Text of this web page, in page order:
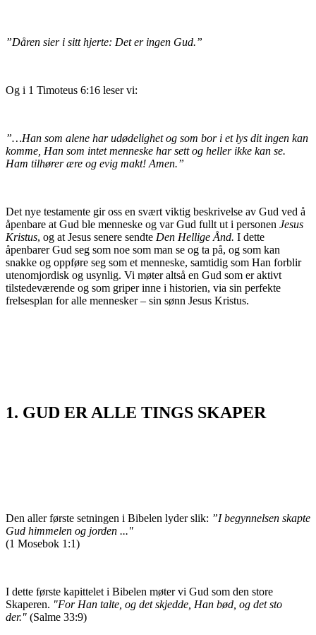
”Dåren sier i sitt hjerte: Det er ingen Gud.”
Og i 1 Timoteus 6:16 leser vi:
”…Han som alene har udødelighet og som bor i et lys dit ingen kan
komme, Han som intet menneske har sett og heller ikke kan se.
Ham tilhører ære og evig makt! Amen.”
Det nye testamente gir oss en svært viktig beskrivelse av Gud ved å
åpenbare at Gud ble menneske og var Gud fullt ut i personen Jesus
Kristus, og at Jesus senere sendte Den Hellige Ånd. I dette
åpenbarer Gud seg som noe som man se og ta på, og som kan
snakke og oppføre seg som et menneske, samtidig som Han forblir
utenomjordisk og usynlig. Vi møter altså en Gud som er aktivt
tilstedeværende og som griper inne i historien, via sin perfekte
frelsesplan for alle mennesker – sin sønn Jesus Kristus.
1. GUD ER ALLE TINGS SKAPER
Den aller første setningen i Bibelen lyder slik: ”I begynnelsen skapte
Gud himmelen og jorden ..."
(1 Mosebok 1:1)
I dette første kapittelet i Bibelen møter vi Gud som den store
Skaperen. "For Han talte, og det skjedde, Han bød, og det sto
der." (Salme 33:9)